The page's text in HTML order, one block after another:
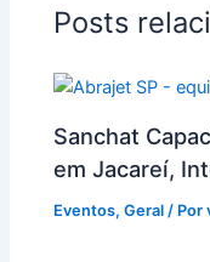
Posts
Sanchat
em Jacareí,
Eventos,Geral / Por